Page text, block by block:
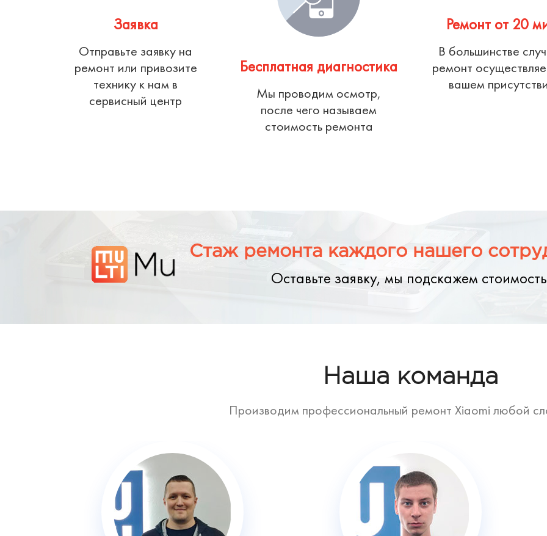
Заявка
Отправьте заявку на
ремонт или привозите
технику к нам в
сервисный центр
Бесплатная диагностика
Мы проводим осмотр,
после чего называем
стоимость ремонта
Ремонт от 20
В большинстве
ремонт
вашем
Стаж ремонта каждого нашего
Оставьте заявку, мы подскажем
Наша команда
Производим профессиональный ремонт Xiaomi любой